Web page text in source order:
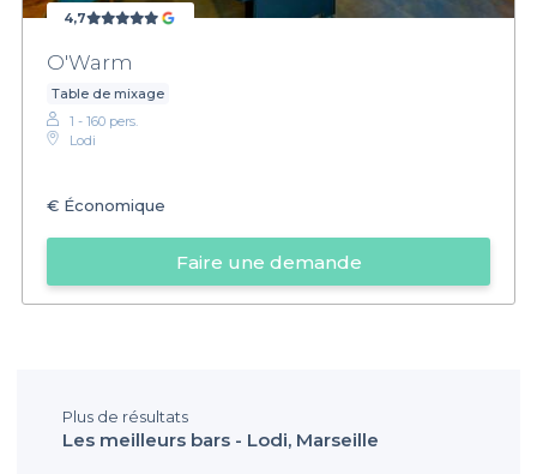
4,7
O'Warm
Table de mixage
1 - 160 pers.
Lodi
€ Économique
Faire une demande
Plus de résultats
Les meilleurs bars - Lodi, Marseille